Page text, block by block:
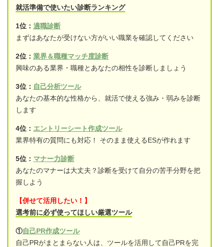
就活準備で使いたい診断ランキング
1位： 適職診断
まずはあなたが受けない方がいい職業を確認してください
2位： 業界＆職種マッチ度診断
興味のある業界・職種とあなたの相性を診断しましょう
3位： 自己分析ツール
あなたの基本的な性格から、就活で使える強み・弱みを診断
します
4位： エントリーシート作成ツール
業界特有の質問にも対応！ そのまま使えるESが作れます
5位： マナー力診断
あなたのマナーは大丈夫？診断を受けて自分の苦手分野を把
握しよう
【併せて活用したい！】
選考前に必ず使ってほしい厳選ツール
①自己PR作成ツール
自己PRがまとまらない人は、ツールを活用して自己PRを完